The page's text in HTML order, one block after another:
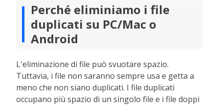
Perché eliminiamo i file
duplicati su PC/Mac o
Android
L'eliminazione di file può svuotare spazio.
Tuttavia, i file non saranno sempre usa e getta a
meno che non siano duplicati. I file duplicati
occupano più spazio di un singolo file e i file doppi